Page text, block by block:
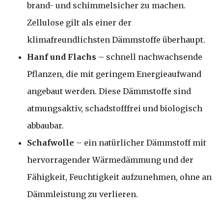
brand- und schimmelsicher zu machen.
Zellulose gilt als einer der
klimafreundlichsten Dämmstoffe überhaupt.
Hanf und Flachs – schnell nachwachsende
Pflanzen, die mit geringem Energieaufwand
angebaut werden. Diese Dämmstoffe sind
atmungsaktiv, schadstofffrei und biologisch
abbaubar.
Schafwolle – ein natürlicher Dämmstoff mit
hervorragender Wärmedämmung und der
Fähigkeit, Feuchtigkeit aufzunehmen, ohne an
Dämmleistung zu verlieren.